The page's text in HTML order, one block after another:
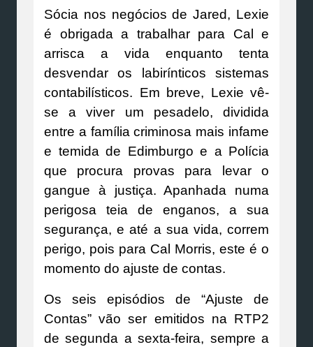
Sócia nos negócios de Jared, Lexie
é obrigada a trabalhar para Cal e
arrisca a vida enquanto tenta
desvendar os labirínticos sistemas
contabilísticos. Em breve, Lexie vê-
se a viver um pesadelo, dividida
entre a família criminosa mais infame
e temida de Edimburgo e a Polícia
que procura provas para levar o
gangue à justiça. Apanhada numa
perigosa teia de enganos, a sua
segurança, e até a sua vida, correm
perigo, pois para Cal Morris, este é o
momento do ajuste de contas.
Os seis episódios de “Ajuste de
Contas” vão ser emitidos na RTP2
de segunda a sexta-feira, sempre a